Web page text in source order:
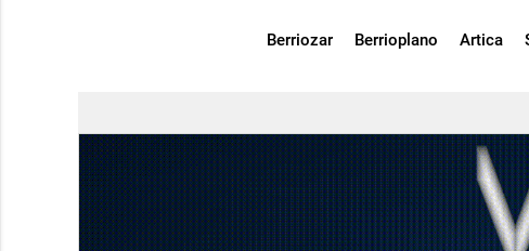
Berriozar Berrioplano Artica